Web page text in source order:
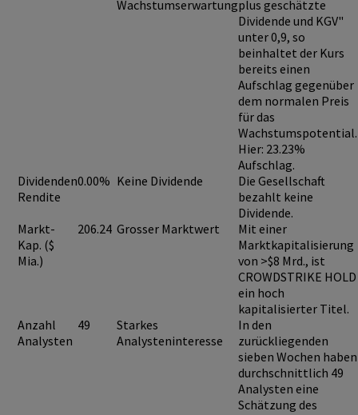
Wachstumserwartungplus geschätzte
Dividende und KGV"
unter 0,9, so
beinhaltet der Kurs
bereits einen
Aufschlag gegenüber
dem normalen Preis
für das
Wachstumspotential.
Hier: 23.23%
Aufschlag.
Dividenden
Rendite
0.00% Keine Dividende
Die Gesellschaft
bezahlt keine
Dividende.
Markt-
Kap. ($
Mia.)
206.24 Grosser Marktwert
Mit einer
Marktkapitalisierung
von >$8 Mrd., ist
CROWDSTRIKE HOLD
ein hoch
kapitalisierter Titel.
Anzahl
Analysten
49
Starkes
Analysteninteresse
In den
zurückliegenden
sieben Wochen haben
durchschnittlich 49
Analysten eine
Schätzung des